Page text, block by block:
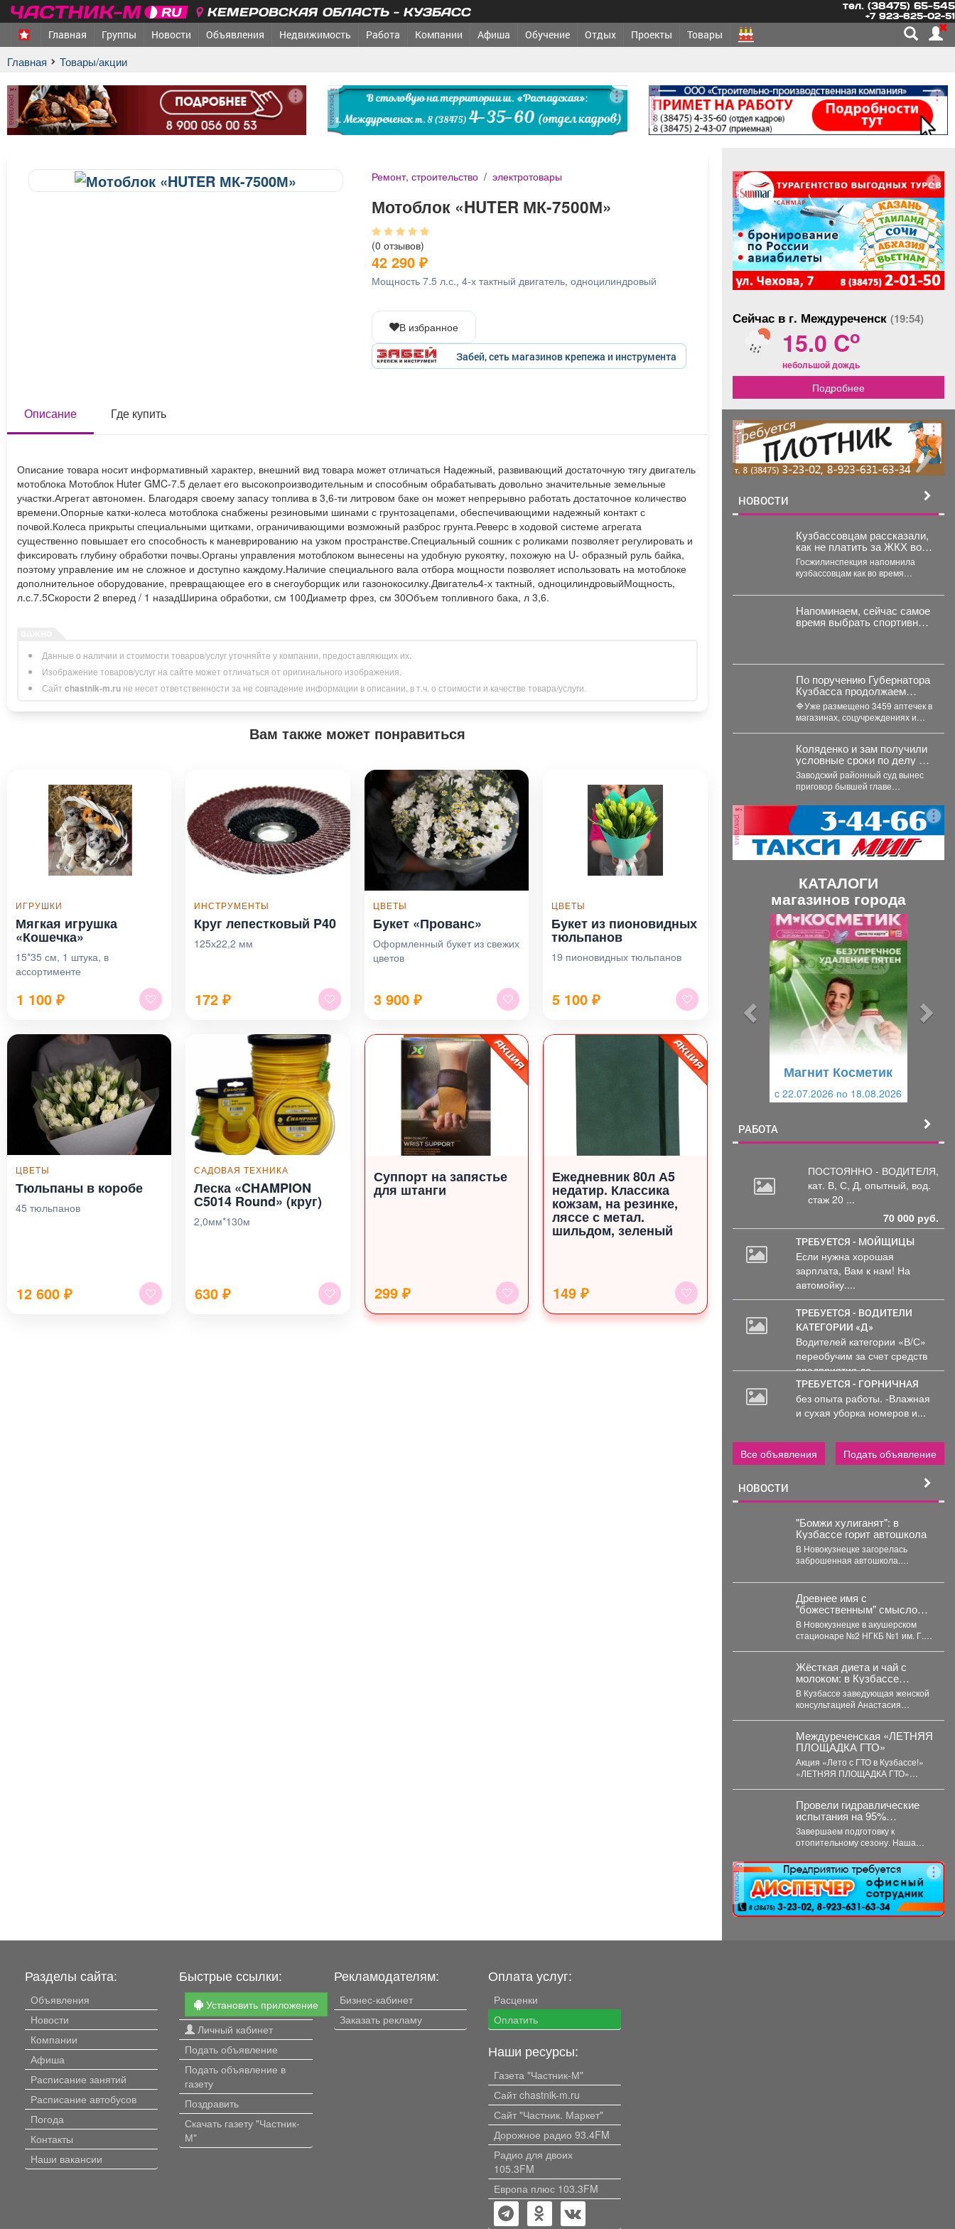
КЕМЕРОВСКАЯ ОБЛАСТЬ - КУЗБАСС тел. (38475) 65-545
+7 923-625-02-51
Главная Группы Новости Объявления Недвижимость Работа Компании Афиша Обучение Отдых Проекты Товары
Главная Товары/акции
реклама реклама реклама
Ремонт, строительство / электротовары
Мотоблок «HUTER МК-7500М»
(0 отзывов)
42 290₽
Мощность 7.5 л.с., 4-х тактный двигатель, одноцилиндровый
В избранное
Забей, сеть магазинов крепежа и инструмента
Описание Где купить
Описание товара носит информативный характер, внешний вид товара может отличаться Надежный, развивающий достаточную тягу двигатель
мотоблока Мотоблок Huter GMC-7.5 делает его высокопроизводительным и способным обрабатывать довольно значительные земельные
участки.Агрегат автономен. Благодаря своему запасу топлива в 3,6-ти литровом баке он может непрерывно работать достаточное количество
времени.Опорные катки-колеса мотоблока снабжены резиновыми шинами с грунтозацепами, обеспечивающими надежный контакт с
почвой.Колеса прикрыты специальными щитками, ограничивающими возможный разброс грунта.Реверс в ходовой системе агрегата
существенно повышает его способность к маневрированию на узком пространстве.Специальный сошник с роликами позволяет регулировать и
фиксировать глубину обработки почвы.Органы управления мотоблоком вынесены на удобную рукоятку, похожую на U- образный руль байка,
поэтому управление им не сложное и доступно каждому.Наличие специального вала отбора мощности позволяет использовать на мотоблоке
дополнительное оборудование, превращающее его в снегоуборщик или газонокосилку.Двигатель4-х тактный, одноцилиндровыйМощность,
л.с.7.5Скорости 2 вперед / 1 назадШирина обработки, см 100Диаметр фрез, см 30Объем топливного бака, л 3,6.
Данные о наличии и стоимости товаров/услуг уточняйте у компании, предоставляющих их.
Изображение товаров/услуг на сайте может отличаться от оригинального изображения.
Сайт chastnik-m.ru не несет ответственности за не совпадение информации в описании, в т.ч. о стоимости и качестве товара/услуги.
Вам также может понравиться
ИГРУШКИ
Мягкая игрушка
«Кошечка»
15*35 см, 1 штука, в
ассортименте
1 100 ₽
ИНСТРУМЕНТЫ
Круг лепестковый P40
125х22,2 мм
172 ₽
ЦВЕТЫ
Букет «Прованс»
Оформленный букет из свежих
цветов
3 900₽
ЦВЕТЫ
Букет из пионовидных
тюльпанов
19 пионовидных тюльпанов
5 100 ₽
ЦВЕТЫ
Тюльпаны в коробе
45 тюльпанов
12 600 ₽
САДОВАЯ ТЕХНИКА
Леска «CHAMPION
С5014 Round» (круг)
2,0мм*130м
630 ₽
Суппорт на запястье
для штанги
299 ₽
Ежедневник 80л А5
недатир. Классика
кожзам, на резинке,
ляссе с метал.
шильдом, зеленый
149 ₽
реклама
Сейчас в г. Междуреченск (19:54)
15.0 Co
небольшой дождь
Подробнее
реклама
НОВОСТИ
Кузбассовцам рассказали,
как не платить за ЖКХ во
время отпуска
Госжилинспекция напомнила
кузбассовцам как во время
коммуналкеи что для этого
нужно. ...
Напоминаем, сейчас самое
время выбрать спортивную
школу для ребёнка.
По поручению Губернатора
Кузбасса продолжаем
оснащать общественные
пространства аптечками
первой помощи.
🔷Уже размещено 3459 аптечек в
магазинах, соцучреждениях и
Коляденко и зам получили
условные сроки по делу о
строительных махинациях
Заводский районный суд вынес
приговор бывшей главе
Коляденко и её заместителю
Татьяне...
реклама
КАТАЛОГИ
магазинов города
Магнит Косметик
c 22.07.2026 по 18.08.2026
РАБОТА
ПОСТОЯННО - ВОДИТЕЛЯ,
кат. В, С, Д, опытный, вод.
стаж 20 ...
70 000 руб.
ТРЕБУЕТСЯ - МОЙЩИЦЫ
Если нужна хорошая
зарплата, Вам к нам! На
автомойку....
ТРЕБУЕТСЯ - ВОДИТЕЛИ
КАТЕГОРИИ «Д»
Водителей категории «В/С»
переобучим за счет средств
предприятия до...
ТРЕБУЕТСЯ - ГОРНИЧНАЯ
без опыта работы. -Влажная
и сухая уборка номеров и...
Все объявления Подать объявление
НОВОСТИ
"Бомжи хулиганят": в
Кузбассе горит автошкола
В Новокузнецке загорелась
заброшенная автошкола.
места событий. Вечером во
вторник,...
Древнее имя с
"божественным" смыслом
резко набирает
популярность в Кузбассе:
11 малышей за месяц
В Новокузнецке в акушерском
стационаре №2 НГКБ №1 им. Г.П.
Жёсткая диета и чай с
молоком: в Кузбассе
мамам рассказали правду
о грудном вскармливании
В Кузбассе заведующая женской
консультацией Анастасия
...
Междуреченская «ЛЕТНЯЯ
ПЛОЩАДКА ГТО»
Акция «Лето с ГТО в Кузбассе!»
«ЛЕТНЯЯ ПЛОЩАДКА ГТО»
Провели гидравлические
испытания на 95%
тепловых сетей Кузбасса.
Завершаем подготовку к
отопительному сезону. Наша
риски перебоев с теплом и...
реклама
Разделы сайта:
Объявления
Новости
Компании
Афиша
Расписание занятий
Расписание автобусов
Погода
Контакты
Наши вакансии
Быстрые ссылки:
Установить приложение
Личный кабинет
Подать объявление
Подать объявление в
газету
Поздравить
Скачать газету "Частник-
М"
Рекламодателям:
Бизнес-кабинет
Заказать рекламу
Оплата услуг:
Расценки
Оплатить
Наши ресурсы:
Газета "Частник-М"
Сайт chastnik-m.ru
Сайт "Частник. Маркет"
Дорожное радио 93.4FM
Радио для двоих
105.3FM
Европа плюс 103.3FM